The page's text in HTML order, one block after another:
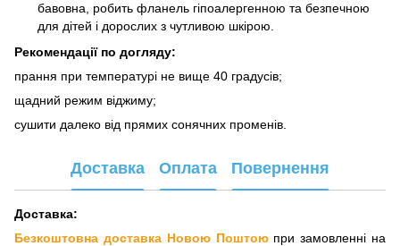
бавовна, робить фланель гіпоалергенною та безпечною
для дітей і дорослих з чутливою шкірою.
Рекомендації по догляду:
прання при температурі не вище 40 градусів;
щадний режим віджиму;
сушити далеко від прямих сонячних променів.
Доставка Оплата Повернення
Доставка:
Безкоштовна доставка Новою Поштоюпри замовленні на